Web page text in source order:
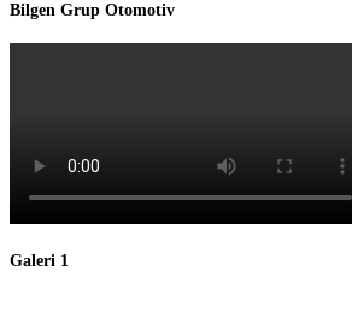
Bilgen Grup Otomotiv
Galeri 1